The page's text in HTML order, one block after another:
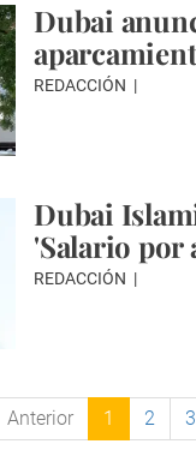
Dubai
REDACCIÓN
Dubai
'Salario por
REDACCIÓN
Anterior 1 2 3